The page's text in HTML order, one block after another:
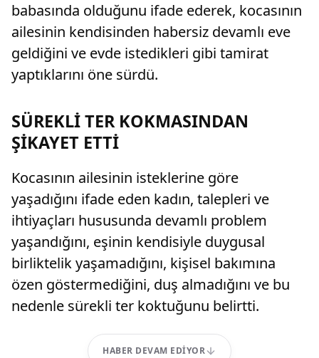
babasında olduğunu ifade ederek, kocasının
ailesinin kendisinden habersiz devamlı eve
geldiğini ve evde istedikleri gibi tamirat
yaptıklarını öne sürdü.
SÜREKLİ TER KOKMASINDAN
ŞİKAYET ETTİ
Kocasının ailesinin isteklerine göre
yaşadığını ifade eden kadın, talepleri ve
ihtiyaçları hususunda devamlı problem
yaşandığını, eşinin kendisiyle duygusal
birliktelik yaşamadığını, kişisel bakımına
özen göstermediğini, duş almadığını ve bu
nedenle sürekli ter koktuğunu belirtti.
HABER DEVAM EDIYOR